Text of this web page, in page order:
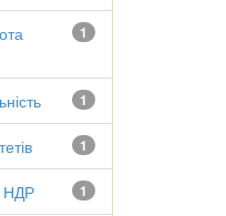
1
1
1
1
НДР